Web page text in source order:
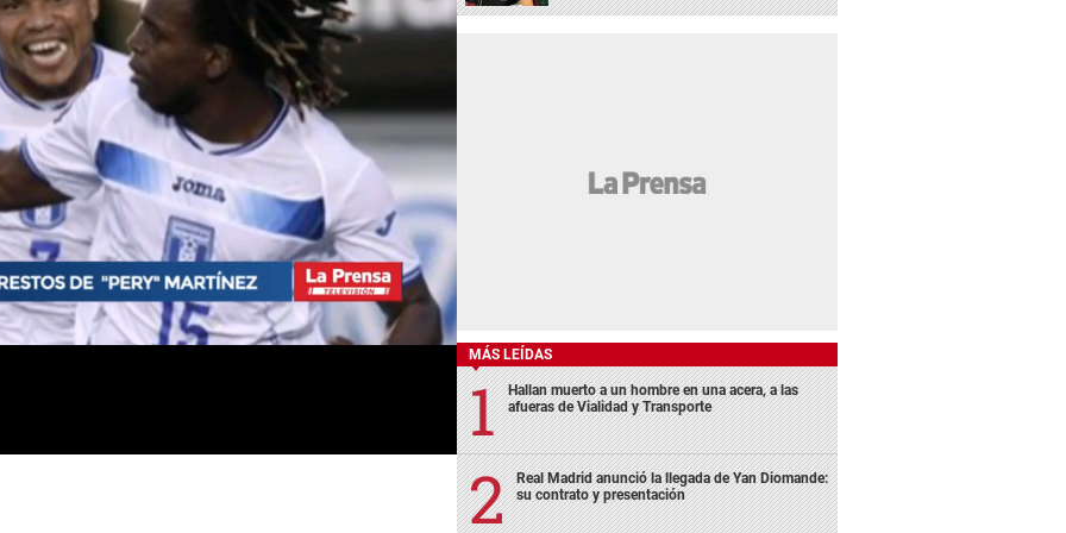
MÁS LEÍDAS
Hallan muerto a un hombre en una acera, a las
afueras de Vialidad y Transporte
Real Madrid anunció la llegada de Yan Diomande:
su contrato y presentación